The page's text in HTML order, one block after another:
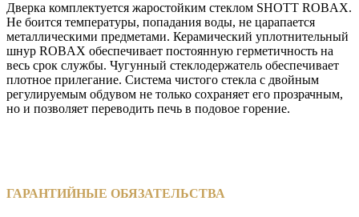
Дверка комплектуется жаростойким стеклом SHOTT ROBAX.
Не боится температуры, попадания воды, не царапается
металлическими предметами. Керамический уплотнительный
шнур ROBAX обеспечивает постоянную герметичность на
весь срок службы. Чугунный стеклодержатель обеспечивает
плотное прилегание. Система чистого стекла с двойным
регулируемым обдувом не только сохраняет его прозрачным,
но и позволяет переводить печь в подовое горение.
ГАРАНТИЙНЫЕ ОБЯЗАТЕЛЬСТВА